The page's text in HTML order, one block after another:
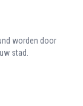
worden door
stad.